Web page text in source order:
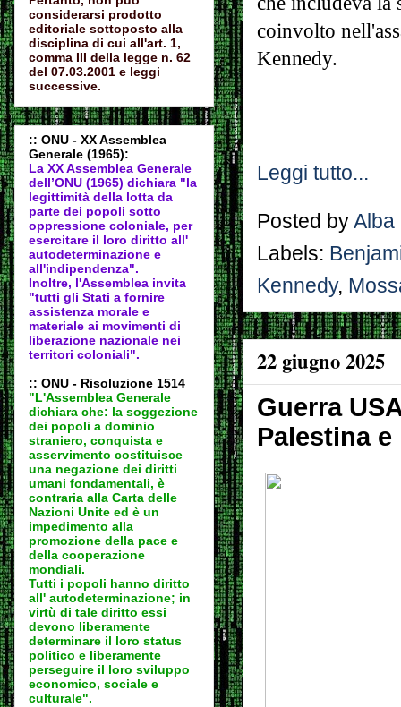
coinvolto
Kennedy.
Leggi tutto...
Posted by Alba
Labels:
Kennedy,
22 giugno 2025
Guerra
Palestina
considerarsi prodotto
editoriale sottoposto alla
disciplina di cui all'art. 1,
comma III della legge n. 62
del 07.03.2001 e leggi
successive.
:: ONU - XX Assemblea
Generale (1965):
La XX Assemblea Generale
dell’ONU (1965) dichiara "la
legittimità della lotta da
parte dei popoli sotto
oppressione coloniale, per
esercitare il loro diritto all'
autodeterminazione e
all'indipendenza".
Inoltre, l'Assemblea invita
"tutti gli Stati a fornire
assistenza morale e
materiale ai movimenti di
liberazione nazionale nei
territori coloniali".
:: ONU - Risoluzione 1514
"L'Assemblea Generale
dichiara che: la soggezione
dei popoli a dominio
straniero, conquista e
asservimento costituisce
una negazione dei diritti
umani fondamentali, è
contraria alla Carta delle
Nazioni Unite ed è un
impedimento alla
promozione della pace e
della cooperazione
mondiali.
Tutti i popoli hanno diritto
all' autodeterminazione; in
virtù di tale diritto essi
devono liberamente
determinare il loro status
politico e liberamente
perseguire il loro sviluppo
economico, sociale e
culturale".